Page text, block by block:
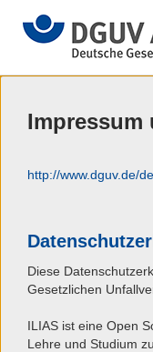
Impressum
http://www.dguv.de/
Diese
Gesetzlichen
ILIAS ist eine Open
Lehre und Studium